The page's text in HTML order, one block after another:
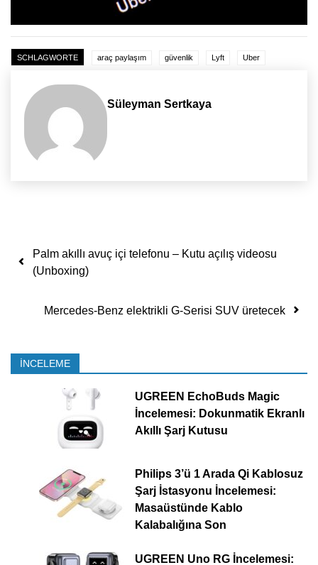
SCHLAGWORTE araç paylaşım güvenlik Lyft Uber
Süleyman Sertkaya
Yazı dolaşımı
Palm akıllı avuç içi telefonu – Kutu açılış videosu
(Unboxing)
Mercedes-Benz elektrikli G-Serisi SUV üretecek
İNCELEME
UGREEN EchoBuds Magic
İncelemesi: Dokunmatik Ekranlı
Akıllı Şarj Kutusu
Philips 3’ü 1 Arada Qi Kablosuz
Şarj İstasyonu İncelemesi:
Masaüstünde Kablo
Kalabalığına Son
UGREEN Uno RG İncelemesi: